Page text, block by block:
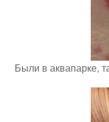
Были в аквапарке,